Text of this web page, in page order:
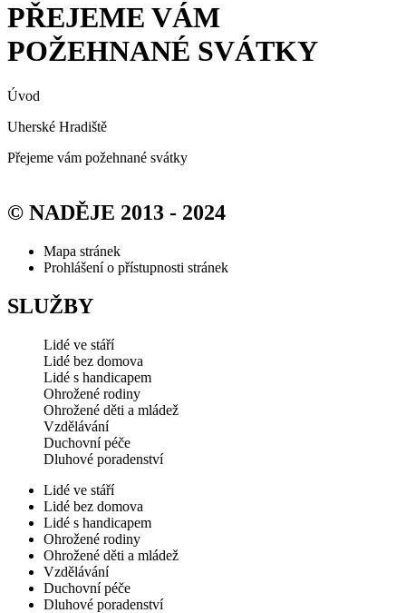
PŘEJEME VÁM
POŽEHNANÉ SVÁTKY
Úvod
Uherské Hradiště
Přejeme vám požehnané svátky
© NADĚJE 2013 - 2024
Mapa stránek
Prohlášení o přístupnosti stránek
SLUŽBY
Lidé ve stáří
Lidé bez domova
Lidé s handicapem
Ohrožené rodiny
Ohrožené děti a mládež
Vzdělávání
Duchovní péče
Dluhové poradenství
Lidé ve stáří
Lidé bez domova
Lidé s handicapem
Ohrožené rodiny
Ohrožené děti a mládež
Vzdělávání
Duchovní péče
Dluhové poradenství